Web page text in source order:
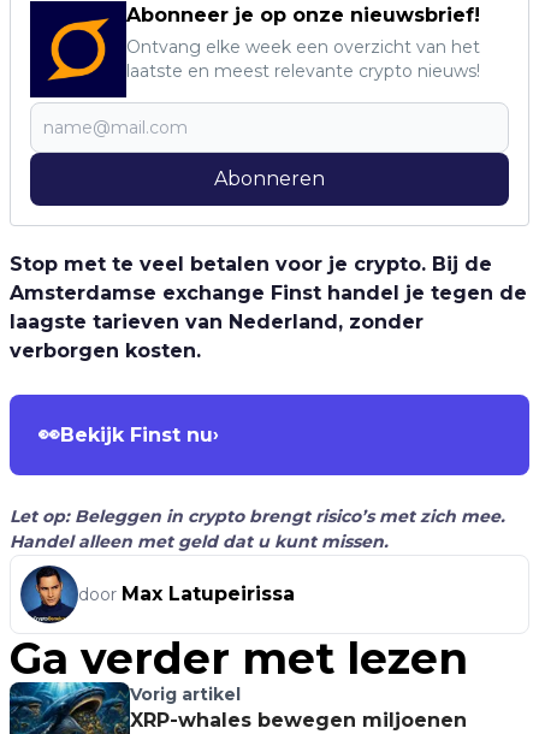
Abonneer je op onze nieuwsbrief!
Ontvang elke week een overzicht van het
laatste en meest relevante crypto nieuws!
Abonneren
Stop met te veel betalen voor je crypto. Bij de
Amsterdamse exchange Finst handel je tegen de
laagste tarieven van Nederland, zonder
verborgen kosten.
👀Bekijk Finst nu›
Let op: Beleggen in crypto brengt risico’s met zich mee.
Handel alleen met geld dat u kunt missen.
door Max Latupeirissa
Ga verder met lezen
Vorig artikel
XRP-whales bewegen miljoenen